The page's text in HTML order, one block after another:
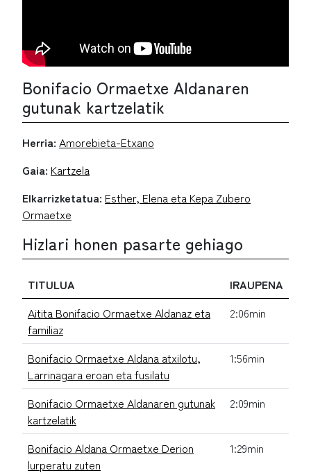
Bonifacio Ormaetxe Aldanaren
gutunak kartzelatik
Herria: Amorebieta-Etxano
Gaia: Kartzela
Elkarrizketatua: Esther, Elena eta Kepa Zubero
Ormaetxe
Hizlari honen pasarte gehiago
TITULUA
IRAUPENA
Aitita Bonifacio Ormaetxe Aldanaz eta
familiaz
2:06min
Bonifacio Ormaetxe Aldana atxilotu,
Larrinagara eroan eta fusilatu
1:56min
Bonifacio Ormaetxe Aldanaren gutunak
kartzelatik
2:09min
Bonifacio Aldana Ormaetxe Derion
lurperatu zuten
1:29min